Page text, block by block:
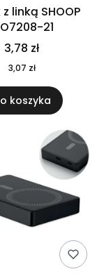
linką SHOOP
21
3,78 zł
3,07 zł
koszyka